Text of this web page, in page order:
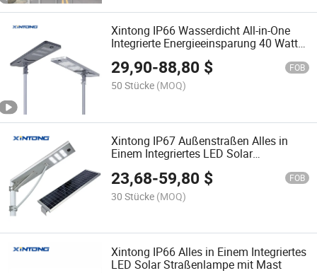
Xintong IP66 Wasserdicht All-in-One
Integrierte Energieeinsparung 40 Watt
Solar LED Straßenbeleuchtung
29,90-88,80 $ FOB
50 Stücke (MOQ)
Xintong IP67 Außenstraßen Alles in
Einem Integriertes LED Solar
23,68-59,80 $ FOB
30 Stücke (MOQ)
Xintong IP66 Alles in Einem Integriertes
LED Solar Straßenlampe mit Mast